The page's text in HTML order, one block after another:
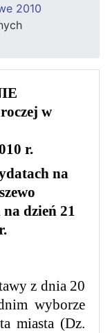
2010
w
r.
na
dzień 21
z dnia 20
wyborze
miasta (Dz.